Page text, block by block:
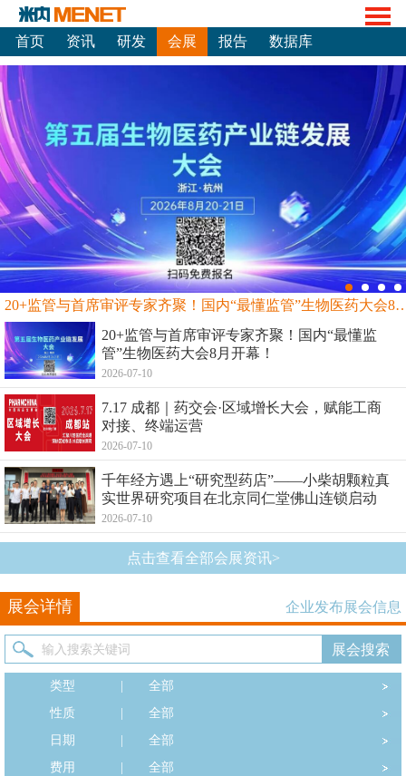
首页 资讯 研发 会展 报告 数据库
20+监管与首席审评专家齐聚！国内“最
20+监管与首席审评专家齐聚！国内“最懂监
管”生物医药大会8月开幕！
2026-07-10
7.17 成都｜药交会·区域增长大会，赋能工商
对接、终端运营
2026-07-10
千年经方遇上“研究型药店”——小柴胡颗粒真
实世界研究项目在北京同仁堂佛山连锁启动
2026-07-10
点击查看全部会展资讯>
展会详情 企业发布展会信息
类型
全部
性质
全部
日期
全部
费用
全部